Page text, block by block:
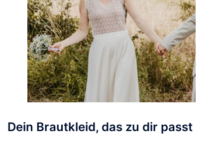
Dein Brautkleid, das zu dir passt